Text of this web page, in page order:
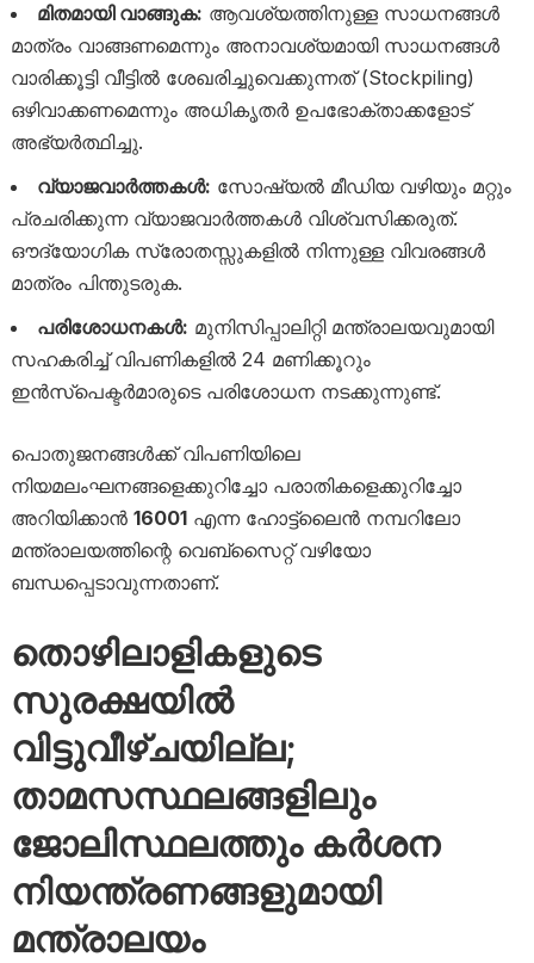
മിതമായി വാങ്ങുക: ആവശ്യത്തിനുള്ള സാധനങ്ങൾ
മാത്രം വാങ്ങണമെന്നും അനാവശ്യമായി സാധനങ്ങൾ
വാരിക്കൂട്ടി വീട്ടിൽ ശേഖരിച്ചുവെക്കുന്നത് (Stockpiling)
ഒഴിവാക്കണമെന്നും അധികൃതർ ഉപഭോക്താക്കളോട്
അഭ്യർത്ഥിച്ചു.
വ്യാജവാർത്തകൾ: സോഷ്യൽ മീഡിയ വഴിയും മറ്റും
പ്രചരിക്കുന്ന വ്യാജവാർത്തകൾ വിശ്വസിക്കരുത്.
ഔദ്യോഗിക സ്രോതസ്സുകളിൽ നിന്നുള്ള വിവരങ്ങൾ
മാത്രം പിന്തുടരുക.
പരിശോധനകൾ: മുനിസിപ്പാലിറ്റി മന്ത്രാലയവുമായി
സഹകരിച്ച് വിപണികളിൽ 24 മണിക്കൂറും
ഇൻസ്‌പെക്ടർമാരുടെ പരിശോധന നടക്കുന്നുണ്ട്.
പൊതുജനങ്ങൾക്ക് വിപണിയിലെ
നിയമലംഘനങ്ങളെക്കുറിച്ചോ പരാതികളെക്കുറിച്ചോ
അറിയിക്കാൻ 16001എന്ന ഹോട്ട്‌ലൈൻ നമ്പറിലോ
മന്ത്രാലയത്തിന്റെ വെബ്‌സൈറ്റ് വഴിയോ
ബന്ധപ്പെടാവുന്നതാണ്.
തൊഴിലാളികളുടെ
സുരക്ഷയിൽ
വിട്ടുവീഴ്ചയില്ല;
താമസസ്ഥലങ്ങളിലും
ജോലിസ്ഥലത്തും കർശന
നിയന്ത്രണങ്ങളുമായി
മന്ത്രാലയം